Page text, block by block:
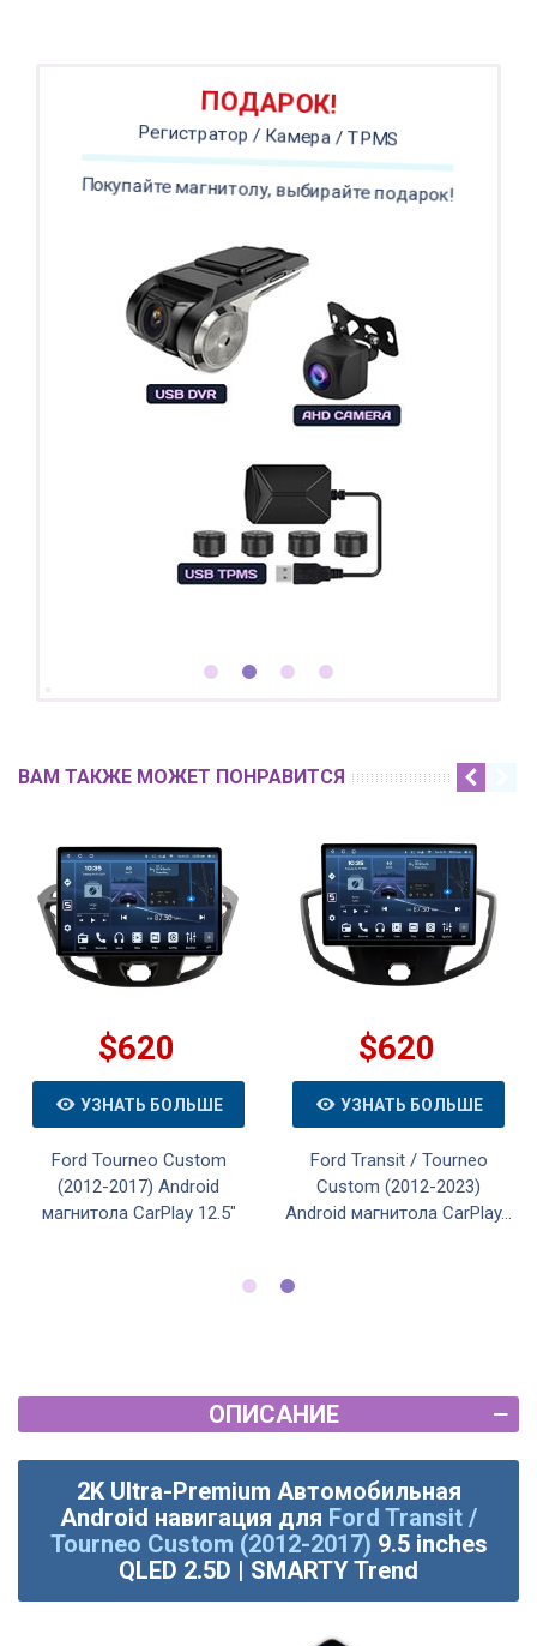
ПОДАРОК!
Регистратор / Камера / TPMS
Покупайте магнитолу, выбирайте подарок!
ВАМ ТАКЖЕ МОЖЕТ ПОНРАВИТСЯ
$570
УЗНАТЬ БОЛЬШЕ
Ford Tourneo Custom
(2012-2017) Android
магнитола CarPlay - 12.3
$620
УЗНАТЬ БОЛЬШЕ
Ford Tourneo Custom
(2012-2017) Android
магнитола CarPlay 12.5"
ОПИСАНИЕ
2K Ultra-Premium Автомобильная
Android навигация для Ford Transit /
Tourneo Custom (2012-2017) 9.5 inches
QLED 2.5D | SMARTY Trend